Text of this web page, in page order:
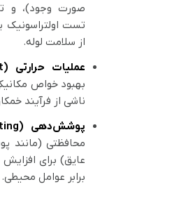
صورت وجود)، و
تست اولتراسونیک
از سلامت لوله.
عملیات حرارتی (Heat Treatment)
بهبود خواص
ناشی از فرآیند
پوشش‌دهی (Coating)
محافظتی (مانند
عایق) برای
برابر عوامل محیطی.